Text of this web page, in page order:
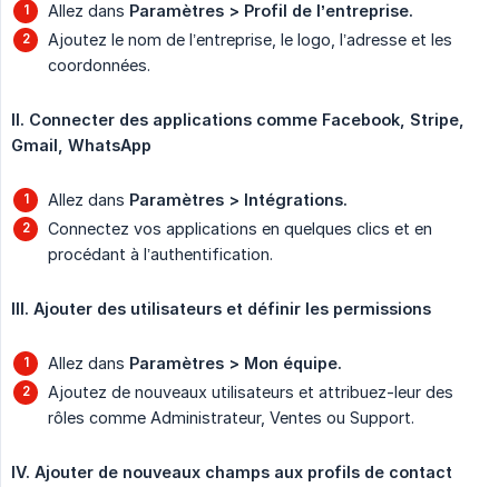
Allez dans Paramètres > Profil de l’entreprise.
Ajoutez le nom de l’entreprise, le logo, l’adresse et les
coordonnées.
II. Connecter des applications comme Facebook, Stripe,
Gmail, WhatsApp
Allez dans Paramètres > Intégrations.
Connectez vos applications en quelques clics et en
procédant à l’authentification.
III. Ajouter des utilisateurs et définir les permissions
Allez dans Paramètres > Mon équipe.
Ajoutez de nouveaux utilisateurs et attribuez-leur des
rôles comme Administrateur, Ventes ou Support.
IV. Ajouter de nouveaux champs aux profils de contact